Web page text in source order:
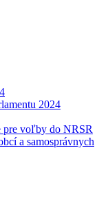
2024
pre voľby do NRSR
a samosprávnych